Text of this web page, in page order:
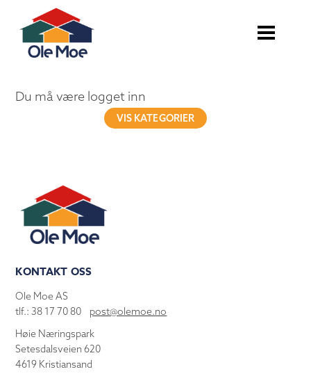
Du må være logget inn
VIS KATEGORIER
KONTAKT OSS
Ole Moe AS
tlf.: 38 17 70 80 post@olemoe.no
Høie Næringspark
Setesdalsveien 620
4619 Kristiansand